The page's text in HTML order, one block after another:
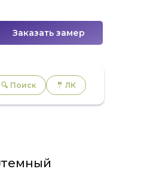
Заказать замер
🔍 Поиск 🤵 ЛК